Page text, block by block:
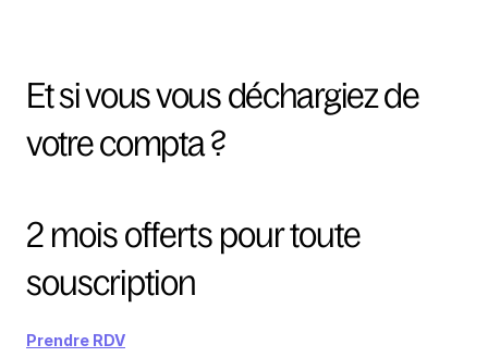
Et si vous vous déchargiez de
votre compta ?
2 mois offerts pour toute
souscription
Prendre RDV